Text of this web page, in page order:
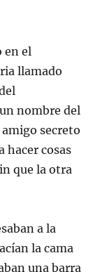
en el
llamado
nombre del
secreto
hacer cosas
que la otra
a la
la cama
una barra